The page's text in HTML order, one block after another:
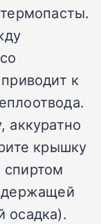
к
аккуратно
крышку
осадка).